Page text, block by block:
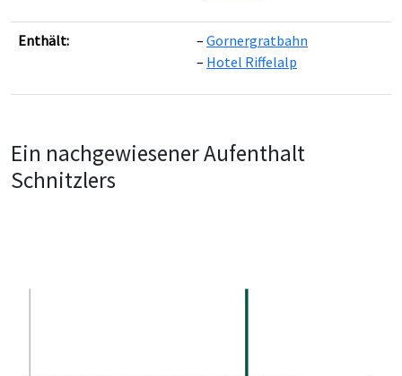
OpenStreetMapcontributors ©
Enthält:
Gornergratbahn
Hotel Riffelalp
Ein nachgewiesener Aufenthalt
Schnitzlers